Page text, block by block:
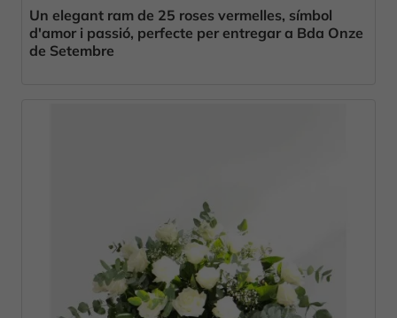
Un elegant ram de 25 roses vermelles, símbol
d'amor i passió, perfecte per entregar a Bda Onze
de Setembre